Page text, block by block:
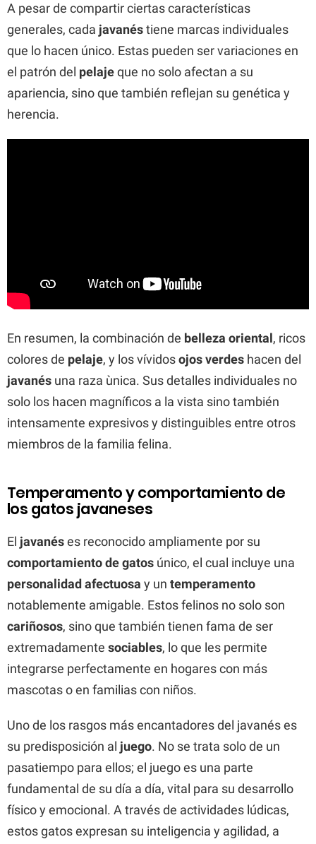
A pesar de compartir ciertas características
generales, cada javanéstiene marcas individuales
que lo hacen único. Estas pueden ser variaciones en
el patrón del pelajeque no solo afectan a su
apariencia, sino que también reflejan su genética y
herencia.
En resumen, la combinación de belleza oriental, ricos
colores de pelaje, y los vívidosojos verdes hacen del
javanés una raza ùnica. Sus detalles individuales no
solo los hacen magníficos a la vista sino también
intensamente expresivos y distinguibles entre otros
miembros de la familia felina.
Temperamento y comportamiento de
los gatos javaneses
El javanéses reconocido ampliamente por su
comportamiento de gatos único, el cual incluye una
personalidad afectuosa y un temperamento
notablemente amigable. Estos felinos no solo son
cariñosos, sino que también tienen fama de ser
extremadamente sociables, lo que les permite
integrarse perfectamente en hogares con más
mascotas o en familias con niños.
Uno de los rasgos más encantadores del javanés es
su predisposición al juego. No se trata solo de un
pasatiempo para ellos; el juego es una parte
fundamental de su día a día, vital para su desarrollo
físico y emocional. A través de actividades lúdicas,
estos gatos expresan su inteligencia y agilidad, a